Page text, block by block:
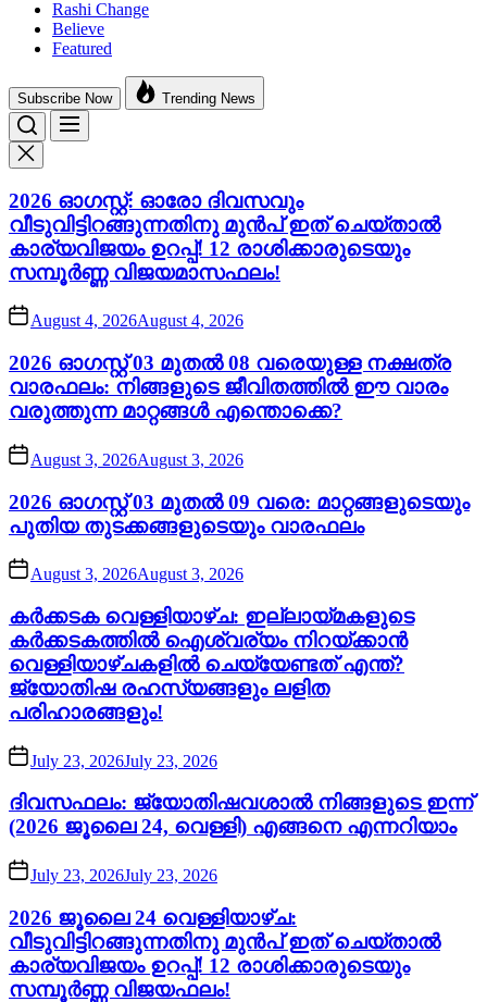
Rashi Change
Believe
Featured
Subscribe Now Trending News
2026 ഓഗസ്റ്റ്: ഓരോ ദിവസവും
വീടുവിട്ടിറങ്ങുന്നതിനു മുൻപ് ഇത് ചെയ്താൽ
കാര്യവിജയം ഉറപ്പ്! 12 രാശിക്കാരുടെയും
സമ്പൂർണ്ണ വിജയമാസഫലം!
August 4, 2026August 4, 2026
2026 ഓഗസ്റ്റ് 03 മുതൽ 08 വരെയുള്ള നക്ഷത്ര
വാരഫലം: നിങ്ങളുടെ ജീവിതത്തിൽ ഈ വാരം
വരുത്തുന്ന മാറ്റങ്ങൾ എന്തൊക്കെ?
August 3, 2026August 3, 2026
2026 ഓഗസ്റ്റ് 03 മുതൽ 09 വരെ: മാറ്റങ്ങളുടെയും
പുതിയ തുടക്കങ്ങളുടെയും വാരഫലം
August 3, 2026August 3, 2026
കർക്കടക വെള്ളിയാഴ്ച: ഇല്ലായ്മകളുടെ
കർക്കടകത്തിൽ ഐശ്വര്യം നിറയ്ക്കാൻ
വെള്ളിയാഴ്ചകളിൽ ചെയ്യേണ്ടത് എന്ത്?
ജ്യോതിഷ രഹസ്യങ്ങളും ലളിത
പരിഹാരങ്ങളും!
July 23, 2026July 23, 2026
ദിവസഫലം: ജ്യോതിഷവശാൽ നിങ്ങളുടെ ഇന്ന്‌
(2026 ജൂലൈ 24, വെള്ളി) എങ്ങനെ എന്നറിയാം
July 23, 2026July 23, 2026
2026 ജൂലൈ 24 വെള്ളിയാഴ്ച:
വീടുവിട്ടിറങ്ങുന്നതിനു മുൻപ് ഇത് ചെയ്താൽ
കാര്യവിജയം ഉറപ്പ്! 12 രാശിക്കാരുടെയും
സമ്പൂർണ്ണ വിജയഫലം!